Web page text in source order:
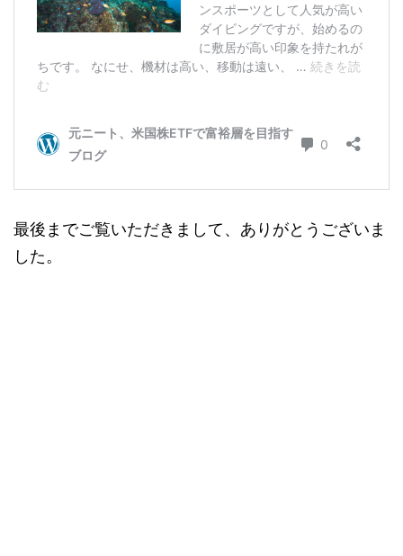
最後までご覧いただきまして、ありがとうございま
した。